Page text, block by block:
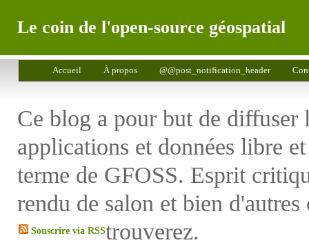
Le coin de l'open-source géospatial
Accueil À propos @@post_notification_header
Ce blog a pour but de diffuser
applications et données libre
terme de GFOSS. Esprit
rendu de salon et bien
trouverez.
Souscrire via RSS